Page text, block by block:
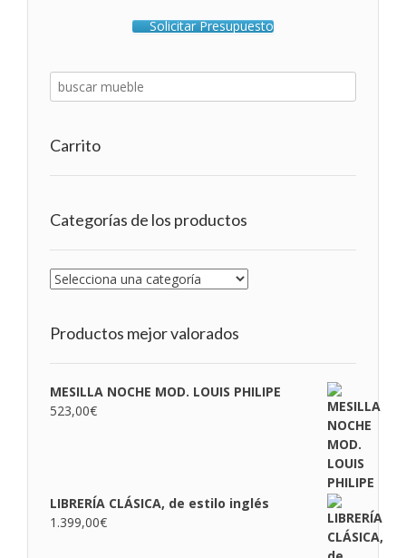
Solicitar Presupuesto
Carrito
Categorías de los productos
Productos mejor valorados
MESILLA NOCHE MOD. LOUIS PHILIPE
523,00€
LIBRERÍA CLÁSICA, de estilo inglés
1.399,00€